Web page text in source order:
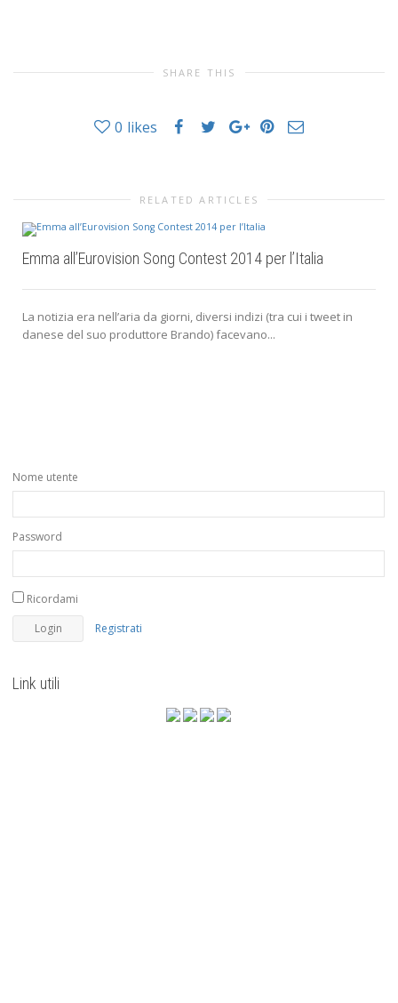
SHARE THIS
0 likes
RELATED ARTICLES
Emma all’Eurovision Song Contest 2014 per l’Italia
La notizia era nell’aria da giorni, diversi indizi (tra cui i tweet in
danese del suo produttore Brando) facevano...
Nome utente
Password
Ricordami
Registrati
Link utili